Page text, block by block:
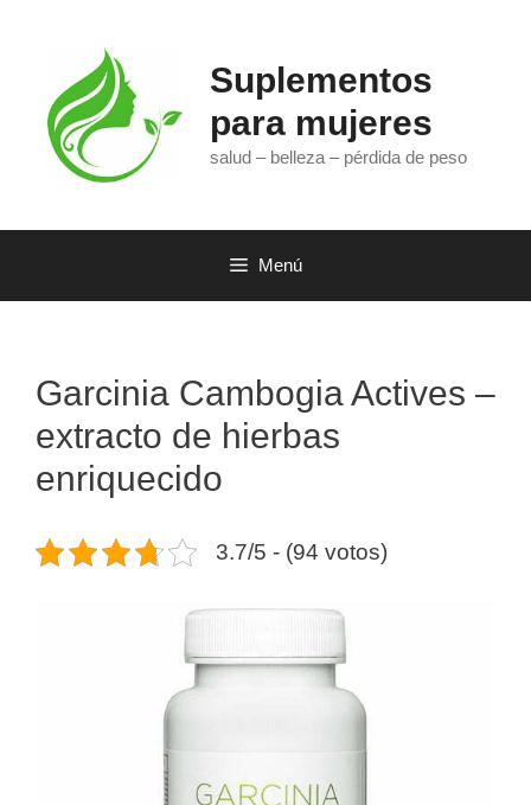
Suplementos
para mujeres
salud – belleza – pérdida de peso
Menú
Garcinia Cambogia Actives –
extracto de hierbas
enriquecido
3.7/5 - (94 votos)